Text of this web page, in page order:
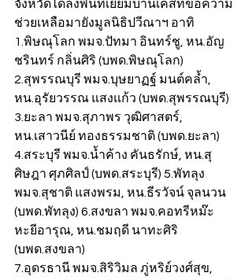
จังหวัดได้ลงพื้นที่เยี่ยมบ้านเคสที่ขอความ
ช่วยเหลือมายังมูลนิธิปวีณาฯ อาทิ
1.พิษณุโลก พมจ.ปัทมา อินทร์ชู, หน.อัญ
ชรินทร์ กลิ่นศิริ (บพด.พิษณุโลก)
2.สุพรรณบุรี พมจ.บุษยาฏฐ์ มนต์คล้ำ,
หน.อุรัยวรรณ แสงแก้ว (บพด.สุพรรณบุรี)
3.ยะลา พมจ.สุภาพร วุฒิศาสตร์,
หน.เสาวนีย์ ทองธรรมชาติ (บพด.ยะลา)
4.สระบุรี พมจ.น้ำค้าง คันธรักษ์, หน.สุ
ศิษฎา ศุภศิลป์ (บพด.สระบุรี) 5.พัทลุง
พมจ.สุชาติ แสงพรม, หน.ธีรวัจน์ จุลนวน
(บพด.พัทลุง) 6.สงขลา พมจ.คอทรีหม๊ะ
หะยีอารุณ, หน.ชมฤดี นาทะศิริ
(บพด.สงขลา)
7.อุดรธานี พมจ.สิริวิมล ภู่หริย์วงศ์สุข,